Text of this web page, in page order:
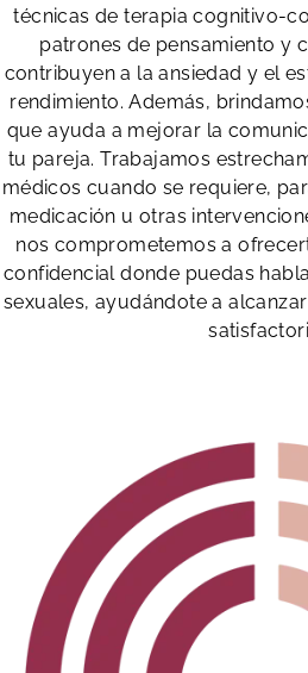
técnicas de terapia cognitivo-
patrones de pensamiento y
contribuyen a la ansiedad y el
rendimiento. Además,
que ayuda a mejorar la
tu pareja. Trabajamos
médicos cuando se requiere,
medicación u otras
nos comprometemos a
confidencial donde puedas
sexuales, ayudándote a